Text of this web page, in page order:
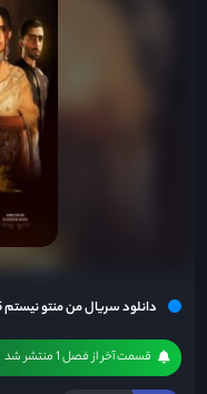
دانلود سریال من منتو نیستم Main Manto Nahi Hoon 2025
قسمت آخر از فصل 1 منتشر شد